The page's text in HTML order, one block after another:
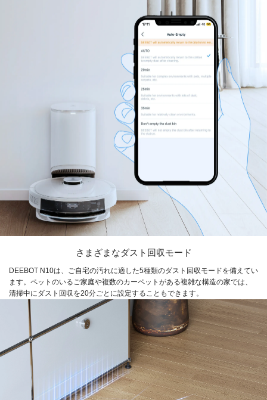
さまざまなダスト回収モード
DEEBOT N10は、ご自宅の汚れに適した5種類のダスト回収モードを備えてい
ます。ペットのいるご家庭や複数のカーペットがある複雑な構造の家では、
清掃中にダスト回収を20分ごとに設定することもできます。